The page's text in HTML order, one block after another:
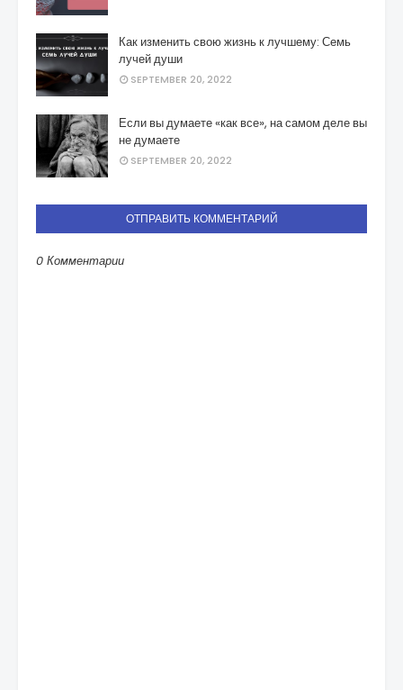
Как изменить свою жизнь к лучшему: Семь
лучей души
SEPTEMBER 20, 2022
Если вы думаете «как все», на самом деле вы
не думаете
SEPTEMBER 20, 2022
ОТПРАВИТЬ КОММЕНТАРИЙ
0 Комментарии